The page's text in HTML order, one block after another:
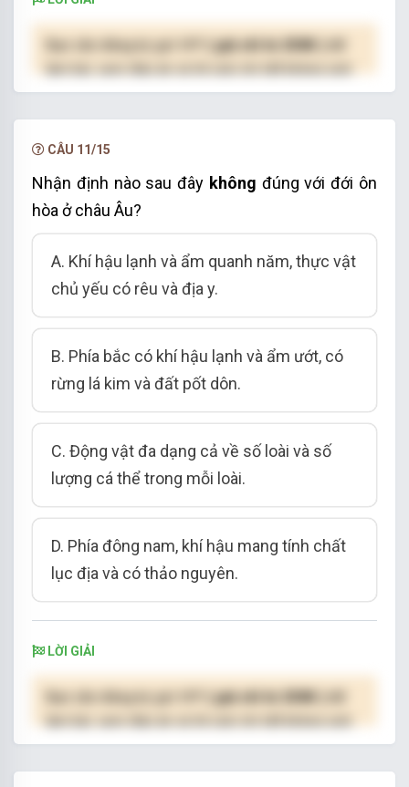
( giá chỉ từ 250K )
hạn.
CÂU 11/15
Nhận định nào sau đây không đúng với đới ôn
hòa ở châu Âu?
A. Khí hậu lạnh và ẩm quanh năm, thực vật
chủ yếu có rêu và địa y.
B. Phía bắc có khí hậu lạnh và ẩm ướt, có
rừng lá kim và đất pốt dôn.
C. Động vật đa dạng cả về số loài và số
lượng cá thể trong mỗi loài.
D. Phía đông nam, khí hậu mang tính chất
lục địa và có thảo nguyên.
LỜI GIẢI
( giá chỉ từ 250K )
hạn.